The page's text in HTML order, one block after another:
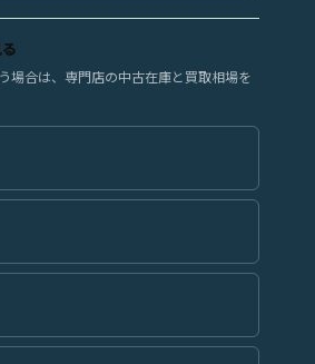
場合は、専門店の中古在庫と買取相場を